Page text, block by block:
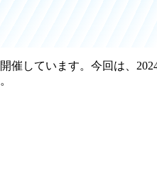
催しています。今回は、